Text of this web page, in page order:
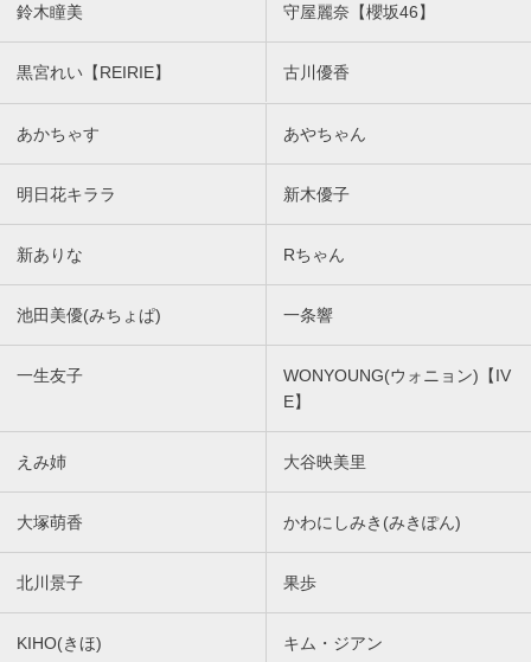
鈴木瞳美 守屋麗奈【櫻坂46】
黒宮れい【REIRIE】 古川優香
あかちゃす あやちゃん
明日花キララ 新木優子
新ありな Rちゃん
池田美優(みちょぱ) 一条響
一生友子
WONYOUNG(ウォニョン)【IV
E】
えみ姉 大谷映美里
大塚萌香 かわにしみき(みきぽん)
北川景子 果歩
KIHO(きほ) キム・ジアン